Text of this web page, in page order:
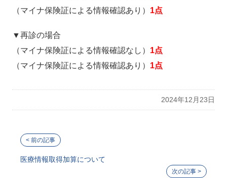
（マイナ保険証による情報確認あり） 1点
▼再診の場合
（マイナ保険証による情報確認なし） 1点
（マイナ保険証による情報確認あり） 1点
2024年12月23日
医療情報取得加算について